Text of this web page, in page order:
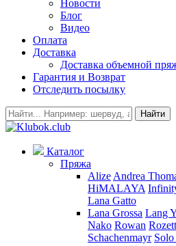
Новости
Блог
Видео
Оплата
Доставка
Доставка объемной
Гарантия и Возврат
Отследить посылку
Найти
Каталог
Пряжа
Alize Andrea
HiMALAYA
Lana Gatto
Lana Grossa Lang
Nako Rowan
Schachenmayr